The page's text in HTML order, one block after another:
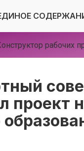
рабочих
проект